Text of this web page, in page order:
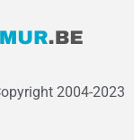
2004-2023